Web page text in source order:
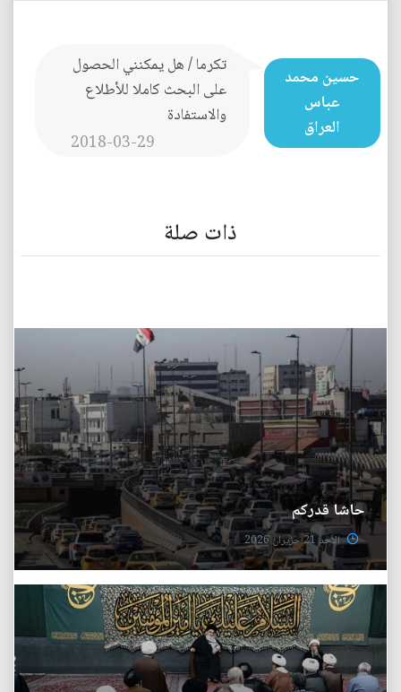
حسين محمد
عباس
العراق
تكرما / هل يمكنني الحصول
على البحث كاملا للأطلاع
والاستفادة
2018-03-29
ذات صلة
حاشا قدركم
الأحد 21 حزيران 2026